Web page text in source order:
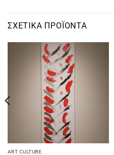
ΣΧΕΤΙΚΆ ΠΡΟΪΌΝΤΑ
ART CULTURE